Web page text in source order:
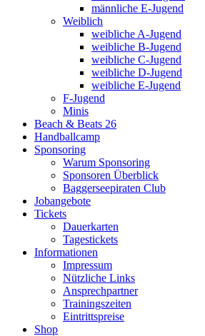
männliche E-Jugend
Weiblich
weibliche A-Jugend
weibliche B-Jugend
weibliche C-Jugend
weibliche D-Jugend
weibliche E-Jugend
F-Jugend
Minis
Beach & Beats 26
Handballcamp
Sponsoring
Warum Sponsoring
Sponsoren Überblick
Baggerseepiraten Club
Jobangebote
Tickets
Dauerkarten
Tagestickets
Informationen
Impressum
Nützliche Links
Ansprechpartner
Trainingszeiten
Eintrittspreise
Shop